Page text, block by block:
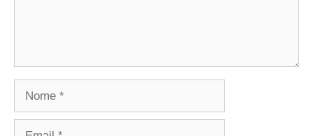
Nome
Email